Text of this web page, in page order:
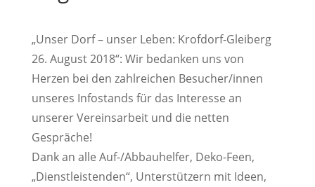
„Unser Dorf – unser Leben: Krofdorf-Gleiberg
26. August 2018“: Wir bedanken uns von
Herzen bei den zahlreichen Besucher/innen
unseres Infostands für das Interesse an
unserer Vereinsarbeit und die netten
Gespräche!
Dank an alle Auf-/Abbauhelfer, Deko-Feen,
„Dienstleistenden“, Unterstützern mit Ideen,